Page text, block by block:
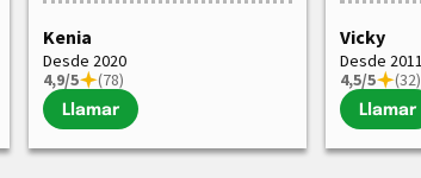
Kenia
Desde 2020
4,9/5
(78)
Llamar
Vicky
Desde 2011
4,5/5
(32)
Llamar